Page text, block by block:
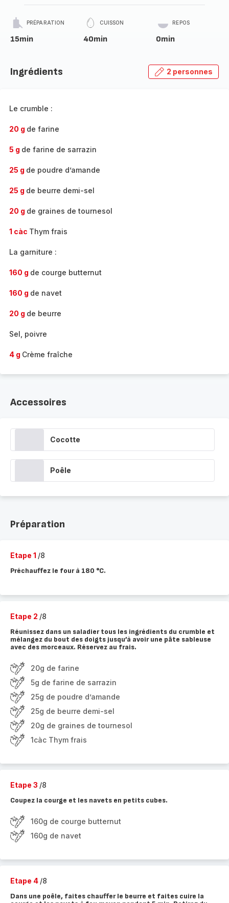
PRÉPARATION
15min
CUISSON
40min
REPOS
0min
Ingrédients 2 personnes
Le crumble :
20 g de farine
5 g de farine de sarrazin
25 g de poudre d’amande
25 g de beurre demi-sel
20 g de graines de tournesol
1 càc Thym frais
La garniture :
160 g de courge butternut
160 g de navet
20 g de beurre
Sel, poivre
4 g Crème fraîche
Accessoires
Cocotte
Poêle
Préparation
Etape 1 /8
Préchauffez le four à 180 °C.
Etape 2 /8
Réunissez dans un saladier tous les ingrédients du crumble et
mélangez du bout des doigts jusqu’à avoir une pâte sableuse
avec des morceaux. Réservez au frais.
20g de farine
5g de farine de sarrazin
25g de poudre d’amande
25g de beurre demi-sel
20g de graines de tournesol
1càc Thym frais
Etape 3 /8
Coupez la courge et les navets en petits cubes.
160g de courge butternut
160g de navet
Etape 4 /8
Dans une poêle, faites chauffer le beurre et faites cuire la